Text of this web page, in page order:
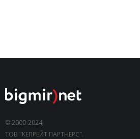
© 2000-2024,
ТОВ "КЕПРЕЙТ ПАРТНЕРС".